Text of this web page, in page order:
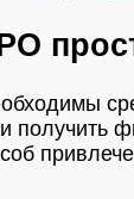
получить